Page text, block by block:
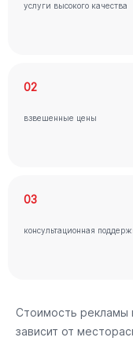
услуги высокого качества
02
взвешенные цены
03
консультационная
Стоимость рекламы
зависит от